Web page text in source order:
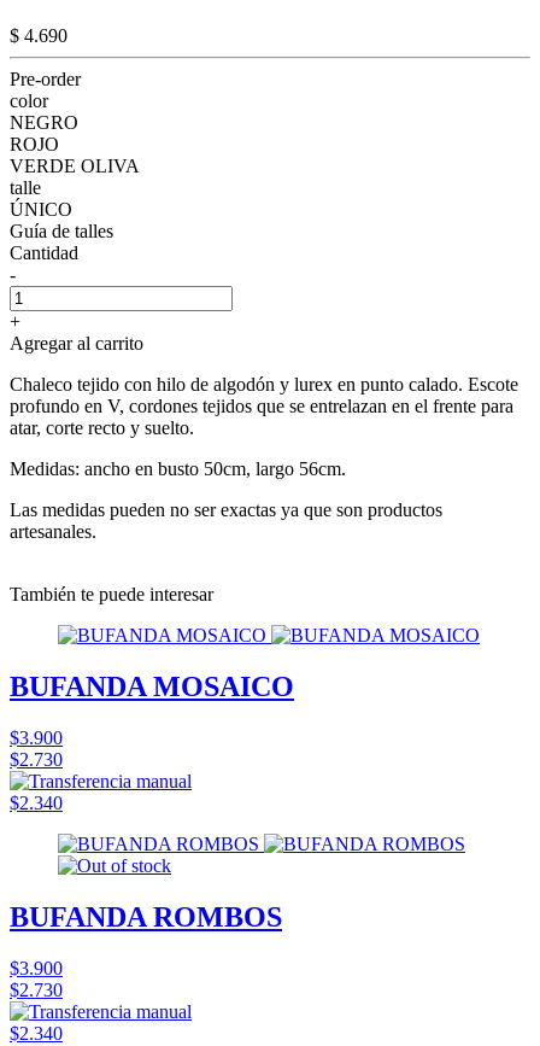
$ 4.690
Pre-order
color
NEGRO
ROJO
VERDE OLIVA
talle
ÚNICO
Guía de talles
Cantidad
-
+
Agregar al carrito
Chaleco tejido con hilo de algodón y lurex en punto calado. Escote
profundo en V, cordones tejidos que se entrelazan en el frente para
atar, corte recto y suelto.
Medidas: ancho en busto 50cm, largo 56cm.
Las medidas pueden no ser exactas ya que son productos
artesanales.
También te puede interesar
BUFANDA MOSAICO
$3.900
$2.730
$2.340
BUFANDA ROMBOS
$3.900
$2.730
$2.340